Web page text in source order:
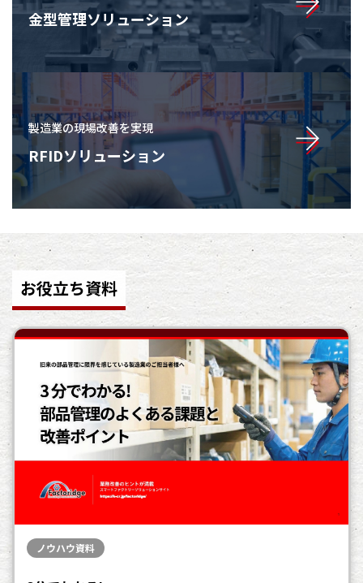
金型管理ソリューション
製造業の現場改善を実現
RFIDソリューション
お役立ち資料
ノウハウ資料